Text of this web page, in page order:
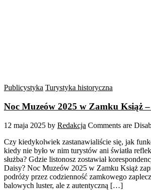
Publicystyka Turystyka historyczna
Noc Muzeów 2025 w Zamku Książ
12 maja 2025 by Redakcja Comments are
Czy kiedykolwiek zastanawialiście się, jak
kiedy nie było w nim turystów ani światła
służba? Gdzie listonosz zostawiał
Daisy? Noc Muzeów 2025 w Zamku Książ
podróży przez codzienność zamkowego
balowych luster, ale z autentyczną […]